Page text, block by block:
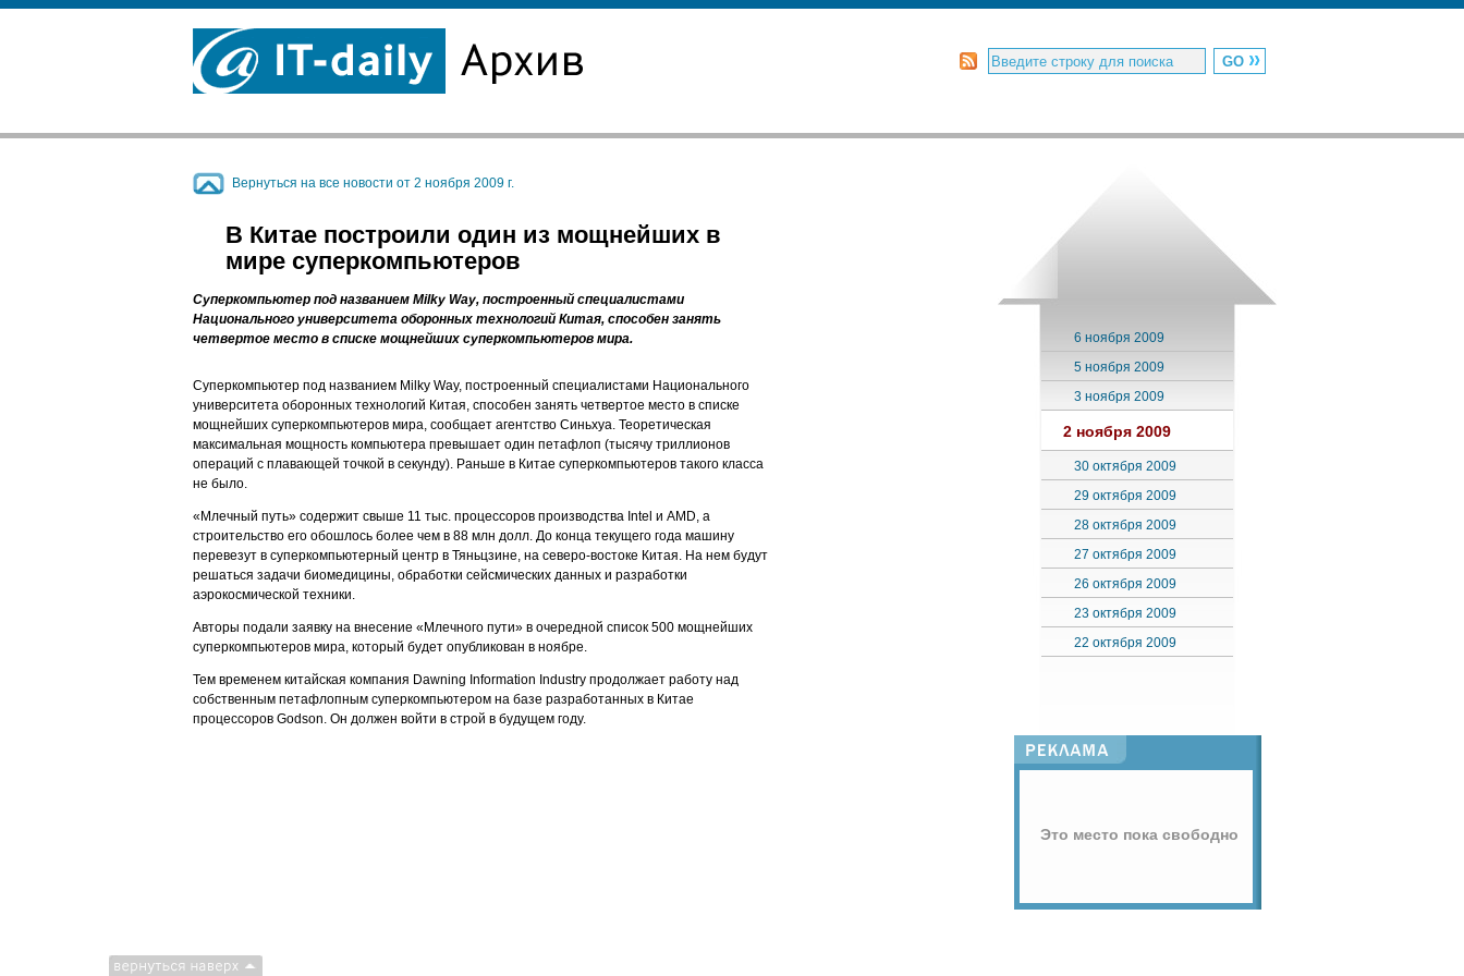
Вернуться на все новости от 2 ноября 2009 г.
В Китае построили один из мощнейших в
мире суперкомпьютеров
Суперкомпьютер под названием Milky Way, построенный специалистами
Национального университета оборонных технологий Китая, способен занять
четвертое место в списке мощнейших суперкомпьютеров мира.
Суперкомпьютер под названием Milky Way, построенный специалистами Национального
университета оборонных технологий Китая, способен занять четвертое место в списке
мощнейших суперкомпьютеров мира, сообщает агентство Синьхуа. Теоретическая
максимальная мощность компьютера превышает один петафлоп (тысячу триллионов
операций с плавающей точкой в секунду). Раньше в Китае суперкомпьютеров такого класса
не было.
«Млечный путь» содержит свыше 11 тыс. процессоров производства Intel и AMD, а
строительство его обошлось более чем в 88 млн долл. До конца текущего года машину
перевезут в суперкомпьютерный центр в Тяньцзине, на северо-востоке Китая. На нем будут
решаться задачи биомедицины, обработки сейсмических данных и разработки
аэрокосмической техники.
Авторы подали заявку на внесение «Млечного пути» в очередной список 500 мощнейших
суперкомпьютеров мира, который будет опубликован в ноябре.
Тем временем китайская компания Dawning Information Industry продолжает работу над
собственным петафлопным суперкомпьютером на базе разработанных в Китае
процессоров Godson. Он должен войти в строй в будущем году.
6 ноября 2009
5 ноября 2009
3 ноября 2009
2 ноября 2009
30 октября 2009
29 октября 2009
28 октября 2009
27 октября 2009
26 октября 2009
23 октября 2009
22 октября 2009
Это место пока свободно